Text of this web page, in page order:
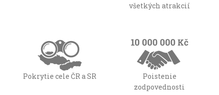
všetkých atrakcií
Pokrytie cele ČR a SR
Poistenie
zodpovednosti